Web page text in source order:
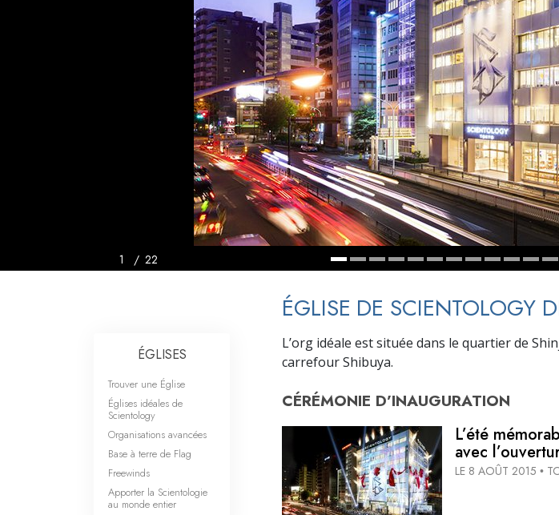
Qu’est-ce que la grandeur ?
1 / 22
ÉGLISE DE SCIENTOLOGY
L’org idéale est située dans le quartier de
carrefour Shibuya.
CÉRÉMONIE D’INAUGURATION
L’été
avec
LE 8 AOÛT 2015 •
ÉGLISES
Trouver une Église
Églises idéales de
Scientology
Organisations avancées
Base à terre de Flag
Freewinds
Apporter la Scientologie
au monde entier